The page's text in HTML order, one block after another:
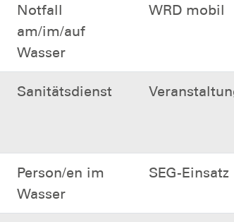
Notfall
am/im/auf
Wasser
WRD mobil
Sanitätsdienst
Person/en im
Wasser
SEG-Einsatz